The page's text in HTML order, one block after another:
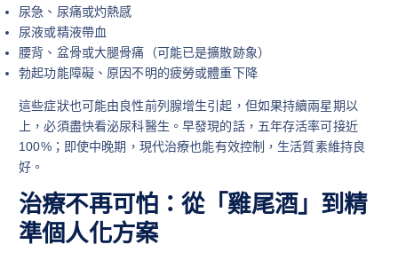
尿急、尿痛或灼熱感
尿液或精液帶血
腰背、盆骨或大腿骨痛（可能已是擴散跡象）
勃起功能障礙、原因不明的疲勞或體重下降
這些症狀也可能由良性前列腺增生引起，但如果持續兩星期以
上，必須盡快看泌尿科醫生。早發現的話，五年存活率可接近
100%；即使中晚期，現代治療也能有效控制，生活質素維持良
好。
治療不再可怕：從「雞尾酒」到精
準個人化方案